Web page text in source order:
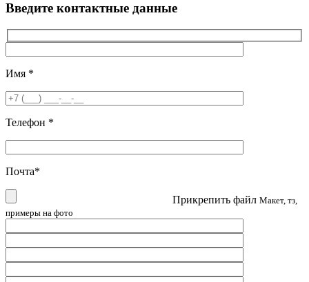
Введите контактные данные
Имя *
Телефон *
Почта*
Прикрепить файл Макет, тз,
примеры на фото